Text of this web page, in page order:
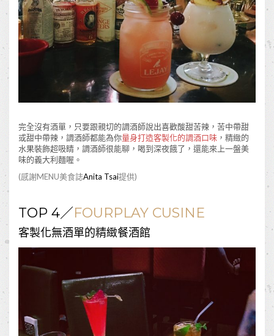
完全沒有酒單，只要跟親切的調酒師說出喜歡酸甜苦辣，苦中帶甜
或甜中帶辣，調酒師都能為你量身打造客製化的調酒口味 ，精緻的
水果裝飾超吸睛，調酒師很能聊，喝到深夜餓了，還能來上一盤美
味的義大利麵喔。
(感謝MENU美食誌Anita Tsai提供)
TOP 4／FOURPLAY CUSINE
客製化無酒單的精緻餐酒館